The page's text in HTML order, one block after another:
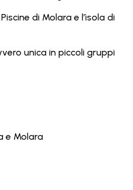
di Molara e l’ìsola di
unica in piccoli gruppi
e Molara